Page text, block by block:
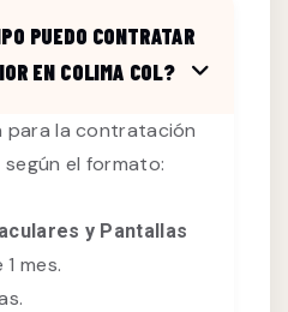
PUEDO CONTRATAR
EN COLIMA COL?
para la contratación
según el formato:
y Pantallas
mes.